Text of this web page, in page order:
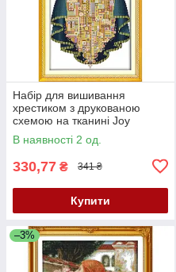
Набір для вишивання
хрестиком з друкованою
схемою на тканині Joy
Sunday Янгол R926
В наявності 2 од.
330,77 ₴ 341 ₴
Купити
–3%